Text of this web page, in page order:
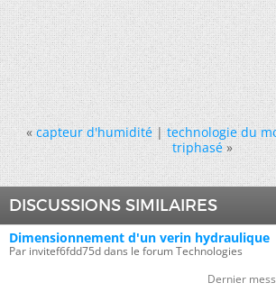
« capteur d'humidité|technologie du
triphasé »
DISCUSSIONS SIMILAIRES
Dimensionnement d'un verin hydraulique
Par invitef6fdd75d dans le forum Technologies
Dernier